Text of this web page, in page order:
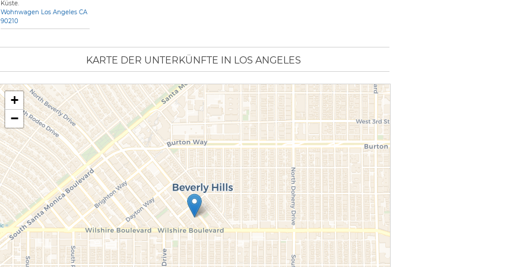
Küste.
Wohnwagen Los Angeles CA
90210
KARTE DER UNTERKÜNFTE IN LOS ANGELES
+
−